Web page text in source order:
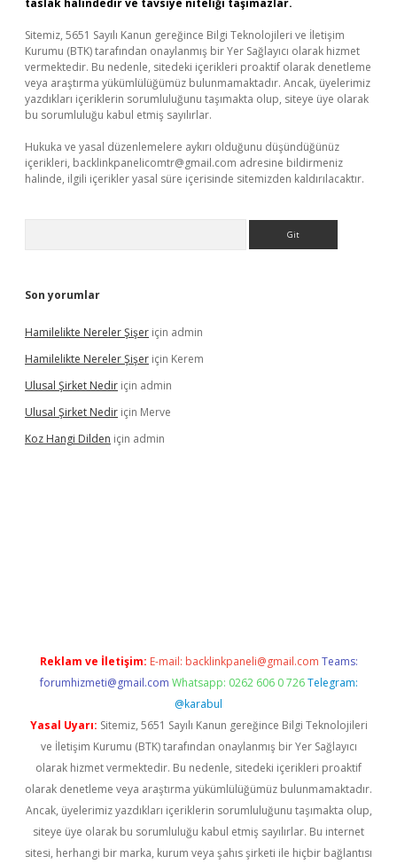
taslak halindedir ve tavsiye niteliği taşımazlar.
Sitemiz, 5651 Sayılı Kanun gereğince Bilgi Teknolojileri ve İletişim
Kurumu (BTK) tarafından onaylanmış bir Yer Sağlayıcı olarak hizmet
vermektedir. Bu nedenle, sitedeki içerikleri proaktif olarak denetleme
veya araştırma yükümlülüğümüz bulunmamaktadır. Ancak, üyelerimiz
yazdıkları içeriklerin sorumluluğunu taşımakta olup, siteye üye olarak
bu sorumluluğu kabul etmiş sayılırlar.
Hukuka ve yasal düzenlemelere aykırı olduğunu düşündüğünüz
içerikleri, backlinkpanelicomtr@gmail.com adresine bildirmeniz
halinde, ilgili içerikler yasal süre içerisinde sitemizden kaldırılacaktır.
Son yorumlar
Hamilelikte Nereler Şişer için admin
Hamilelikte Nereler Şişer için Kerem
Ulusal Şirket Nedir için admin
Ulusal Şirket Nedir için Merve
Koz Hangi Dilden için admin
Reklam ve İletişim: E-mail: backlinkpaneli@gmail.com Teams:
forumhizmeti@gmail.com Whatsapp: 0262 606 0 726 Telegram:
@karabul
Yasal Uyarı: Sitemiz, 5651 Sayılı Kanun gereğince Bilgi Teknolojileri
ve İletişim Kurumu (BTK) tarafından onaylanmış bir Yer Sağlayıcı
olarak hizmet vermektedir. Bu nedenle, sitedeki içerikleri proaktif
olarak denetleme veya araştırma yükümlülüğümüz bulunmamaktadır.
Ancak, üyelerimiz yazdıkları içeriklerin sorumluluğunu taşımakta olup,
siteye üye olarak bu sorumluluğu kabul etmiş sayılırlar. Bu internet
sitesi, herhangi bir marka, kurum veya şahıs şirketi ile hiçbir bağlantısı